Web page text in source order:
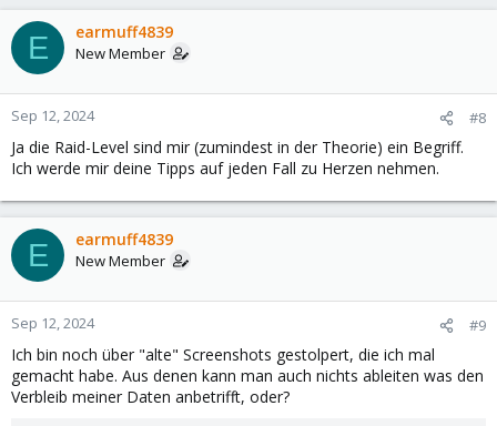
E earmuff4839
New Member
Sep 12, 2024 #8
Ja die Raid-Level sind mir (zumindest in der Theorie) ein Begriff.
Ich werde mir deine Tipps auf jeden Fall zu Herzen nehmen.
E earmuff4839
New Member
Sep 12, 2024 #9
Ich bin noch über "alte" Screenshots gestolpert, die ich mal
gemacht habe. Aus denen kann man auch nichts ableiten was den
Verbleib meiner Daten anbetrifft, oder?